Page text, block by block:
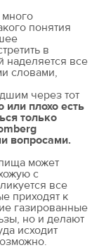
много
понятия
в
наделяется все
словами,
через тот
плохо есть
только
вопросами.
может
с
все
приходят к
газированные
но и делают
исходит